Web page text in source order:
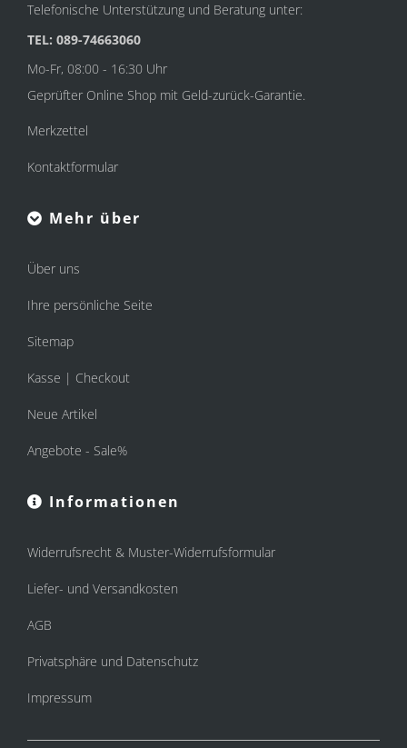
Telefonische Unterstützung und Beratung unter:
TEL: 089-74663060
Mo-Fr, 08:00 - 16:30 Uhr
Geprüfter Online Shop mit Geld-zurück-Garantie.
Merkzettel
Kontaktformular
Mehr über
Über uns
Ihre persönliche Seite
Sitemap
Kasse | Checkout
Neue Artikel
Angebote - Sale%
Informationen
Widerrufsrecht & Muster-Widerrufsformular
Liefer- und Versandkosten
AGB
Privatsphäre und Datenschutz
Impressum